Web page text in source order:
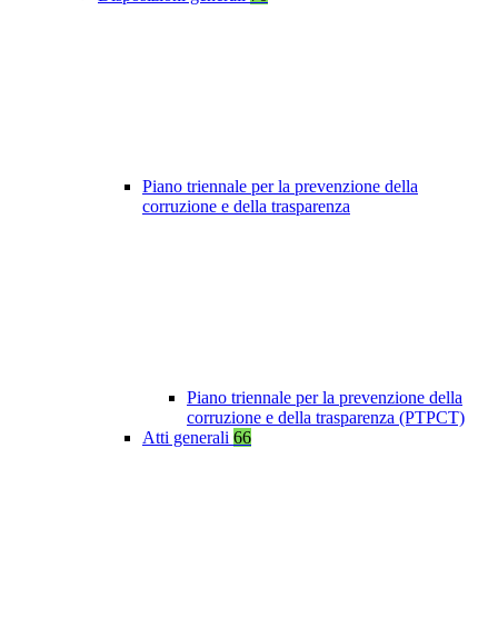
Piano triennale per la prevenzione della
corruzione e della trasparenza
Piano triennale per la prevenzione della
corruzione e della trasparenza (PTPCT)
Atti generali 66